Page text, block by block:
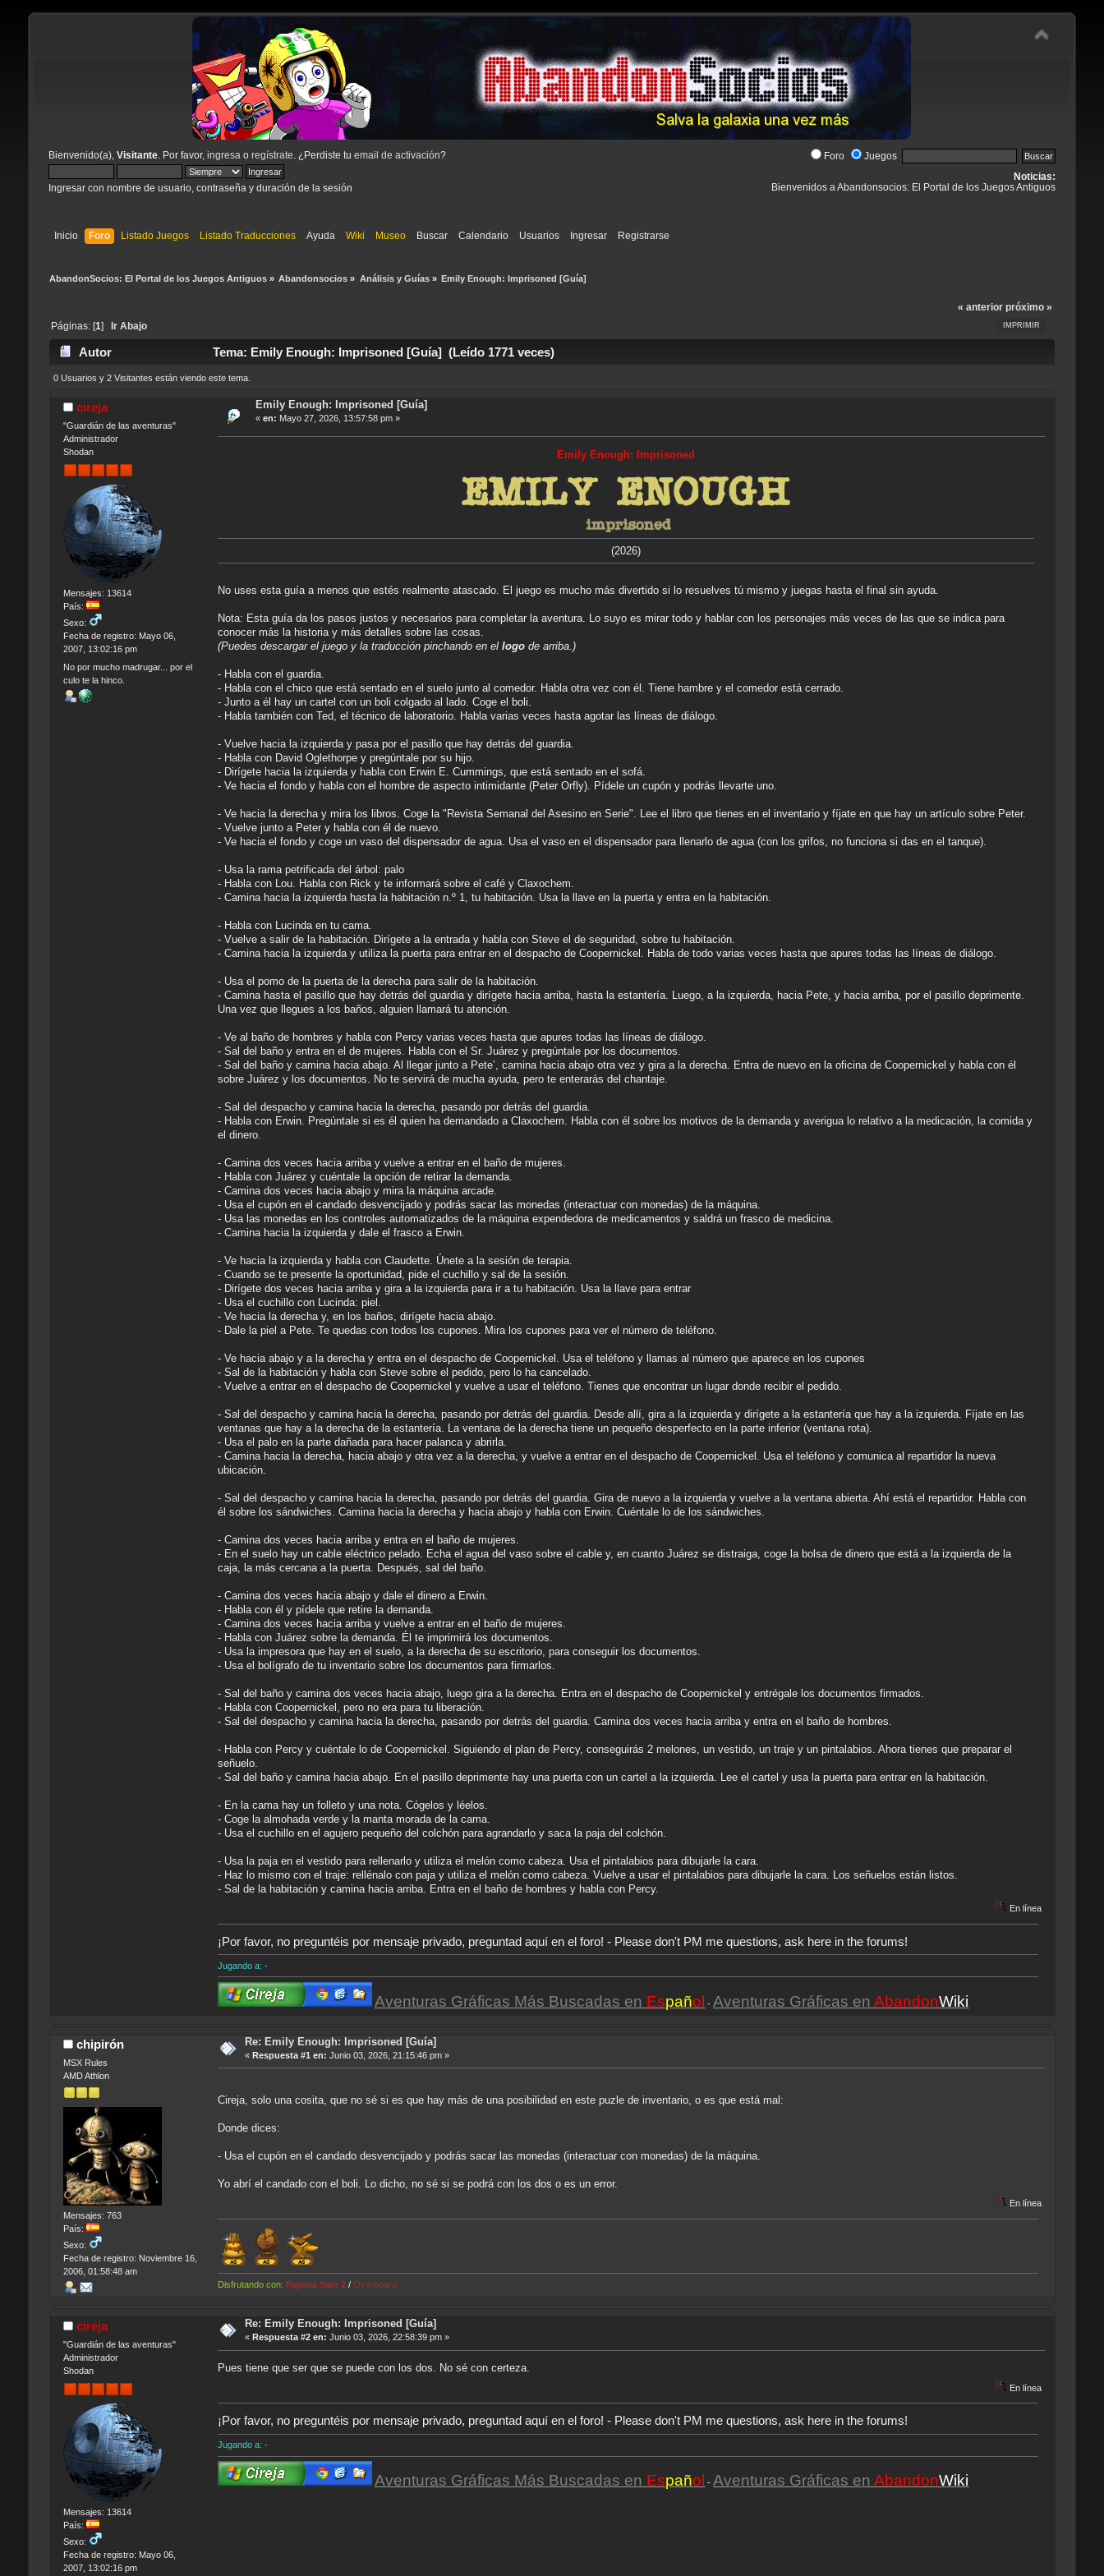
Bienvenido(a), Visitante. Por favor, ingresa o regístrate . ¿Perdiste tu email de activación?
Ingresar con nombre de usuario, contraseña y duración de la sesión
Foro Juegos
Noticias:
Bienvenidos a Abandonsocios: El Portal de los Juegos Antiguos
Inicio Foro Listado Juegos Listado Traducciones Ayuda Wiki Museo Buscar Calendario Usuarios Ingresar Registrarse
AbandonSocios: El Portal de los Juegos Antiguos» Abandonsocios » Análisis y Guías» Emily Enough: Imprisoned [Guía]
« anterior próximo »
IMPRIMIR
Páginas: [ 1 Ir Abajo
Autor Tema: Emily Enough: Imprisoned [Guía] (Leído 1771 veces)
0 Usuarios y 2 Visitantes están viendo este tema.
cireja
"Guardián de las aventuras"
Administrador
Shodan
Mensajes: 13614
País:
Sexo:
Fecha de registro: Mayo 06,
2007, 13:02:16 pm
No por mucho madrugar... por el
culo te la hinco.
Emily Enough: Imprisoned [Guía]
« en: Mayo 27, 2026, 13:57:58 pm »
Emily Enough: Imprisoned
(2026)
No uses esta guía a menos que estés realmente atascado. El juego es mucho más divertido si lo resuelves tú mismo y juegas hasta el final sin ayuda.
Nota: Esta guía da los pasos justos y necesarios para completar la aventura. Lo suyo es mirar todo y hablar con los personajes más veces de las que se indica para
conocer más la historia y más detalles sobre las cosas.
(Puedes descargar el juego y la traducción pinchando en ellogo de arriba.)
- Habla con el guardia.
- Habla con el chico que está sentado en el suelo junto al comedor. Habla otra vez con él. Tiene hambre y el comedor está cerrado.
- Junto a él hay un cartel con un boli colgado al lado. Coge el boli.
- Habla también con Ted, el técnico de laboratorio. Habla varias veces hasta agotar las líneas de diálogo.
- Vuelve hacia la izquierda y pasa por el pasillo que hay detrás del guardia.
- Habla con David Oglethorpe y pregúntale por su hijo.
- Dirígete hacia la izquierda y habla con Erwin E. Cummings, que está sentado en el sofá.
- Ve hacia el fondo y habla con el hombre de aspecto intimidante (Peter Orfly). Pídele un cupón y podrás llevarte uno.
- Ve hacia la derecha y mira los libros. Coge la "Revista Semanal del Asesino en Serie". Lee el libro que tienes en el inventario y fíjate en que hay un artículo sobre Peter.
- Vuelve junto a Peter y habla con él de nuevo.
- Ve hacia el fondo y coge un vaso del dispensador de agua. Usa el vaso en el dispensador para llenarlo de agua (con los grifos, no funciona si das en el tanque).
- Usa la rama petrificada del árbol: palo
- Habla con Lou. Habla con Rick y te informará sobre el café y Claxochem.
- Camina hacia la izquierda hasta la habitación n.º 1, tu habitación. Usa la llave en la puerta y entra en la habitación.
- Habla con Lucinda en tu cama.
- Vuelve a salir de la habitación. Dirígete a la entrada y habla con Steve el de seguridad, sobre tu habitación.
- Camina hacia la izquierda y utiliza la puerta para entrar en el despacho de Coopernickel. Habla de todo varias veces hasta que apures todas las líneas de diálogo.
- Usa el pomo de la puerta de la derecha para salir de la habitación.
- Camina hasta el pasillo que hay detrás del guardia y dirígete hacia arriba, hasta la estantería. Luego, a la izquierda, hacia Pete, y hacia arriba, por el pasillo deprimente.
Una vez que llegues a los baños, alguien llamará tu atención.
- Ve al baño de hombres y habla con Percy varias veces hasta que apures todas las líneas de diálogo.
- Sal del baño y entra en el de mujeres. Habla con el Sr. Juárez y pregúntale por los documentos.
- Sal del baño y camina hacia abajo. Al llegar junto a Pete’, camina hacia abajo otra vez y gira a la derecha. Entra de nuevo en la oficina de Coopernickel y habla con él
sobre Juárez y los documentos. No te servirá de mucha ayuda, pero te enterarás del chantaje.
- Sal del despacho y camina hacia la derecha, pasando por detrás del guardia.
- Habla con Erwin. Pregúntale si es él quien ha demandado a Claxochem. Habla con él sobre los motivos de la demanda y averigua lo relativo a la medicación, la comida y
el dinero.
- Camina dos veces hacia arriba y vuelve a entrar en el baño de mujeres.
- Habla con Juárez y cuéntale la opción de retirar la demanda.
- Camina dos veces hacia abajo y mira la máquina arcade.
- Usa el cupón en el candado desvencijado y podrás sacar las monedas (interactuar con monedas) de la máquina.
- Usa las monedas en los controles automatizados de la máquina expendedora de medicamentos y saldrá un frasco de medicina.
- Camina hacia la izquierda y dale el frasco a Erwin.
- Ve hacia la izquierda y habla con Claudette. Únete a la sesión de terapia.
- Cuando se te presente la oportunidad, pide el cuchillo y sal de la sesión.
- Dirígete dos veces hacia arriba y gira a la izquierda para ir a tu habitación. Usa la llave para entrar
- Usa el cuchillo con Lucinda: piel.
- Ve hacia la derecha y, en los baños, dirígete hacia abajo.
- Dale la piel a Pete. Te quedas con todos los cupones. Mira los cupones para ver el número de teléfono.
- Ve hacia abajo y a la derecha y entra en el despacho de Coopernickel. Usa el teléfono y llamas al número que aparece en los cupones
- Sal de la habitación y habla con Steve sobre el pedido, pero lo ha cancelado.
- Vuelve a entrar en el despacho de Coopernickel y vuelve a usar el teléfono. Tienes que encontrar un lugar donde recibir el pedido.
- Sal del despacho y camina hacia la derecha, pasando por detrás del guardia. Desde allí, gira a la izquierda y dirígete a la estantería que hay a la izquierda. Fíjate en las
ventanas que hay a la derecha de la estantería. La ventana de la derecha tiene un pequeño desperfecto en la parte inferior (ventana rota).
- Usa el palo en la parte dañada para hacer palanca y abrirla.
- Camina hacia la derecha, hacia abajo y otra vez a la derecha, y vuelve a entrar en el despacho de Coopernickel. Usa el teléfono y comunica al repartidor la nueva
ubicación.
- Sal del despacho y camina hacia la derecha, pasando por detrás del guardia. Gira de nuevo a la izquierda y vuelve a la ventana abierta. Ahí está el repartidor. Habla con
él sobre los sándwiches. Camina hacia la derecha y hacia abajo y habla con Erwin. Cuéntale lo de los sándwiches.
- Camina dos veces hacia arriba y entra en el baño de mujeres.
- En el suelo hay un cable eléctrico pelado. Echa el agua del vaso sobre el cable y, en cuanto Juárez se distraiga, coge la bolsa de dinero que está a la izquierda de la
caja, la más cercana a la puerta. Después, sal del baño.
- Camina dos veces hacia abajo y dale el dinero a Erwin.
- Habla con él y pídele que retire la demanda.
- Camina dos veces hacia arriba y vuelve a entrar en el baño de mujeres.
- Habla con Juárez sobre la demanda. Él te imprimirá los documentos.
- Usa la impresora que hay en el suelo, a la derecha de su escritorio, para conseguir los documentos.
- Usa el bolígrafo de tu inventario sobre los documentos para firmarlos.
- Sal del baño y camina dos veces hacia abajo, luego gira a la derecha. Entra en el despacho de Coopernickel y entrégale los documentos firmados.
- Habla con Coopernickel, pero no era para tu liberación.
- Sal del despacho y camina hacia la derecha, pasando por detrás del guardia. Camina dos veces hacia arriba y entra en el baño de hombres.
- Habla con Percy y cuéntale lo de Coopernickel. Siguiendo el plan de Percy, conseguirás 2 melones, un vestido, un traje y un pintalabios. Ahora tienes que preparar el
señuelo.
- Sal del baño y camina hacia abajo. En el pasillo deprimente hay una puerta con un cartel a la izquierda. Lee el cartel y usa la puerta para entrar en la habitación.
- En la cama hay un folleto y una nota. Cógelos y léelos.
- Coge la almohada verde y la manta morada de la cama.
- Usa el cuchillo en el agujero pequeño del colchón para agrandarlo y saca la paja del colchón.
- Usa la paja en el vestido para rellenarlo y utiliza el melón como cabeza. Usa el pintalabios para dibujarle la cara.
- Haz lo mismo con el traje: rellénalo con paja y utiliza el melón como cabeza. Vuelve a usar el pintalabios para dibujarle la cara. Los señuelos están listos.
- Sal de la habitación y camina hacia arriba. Entra en el baño de hombres y habla con Percy.
En línea
¡Por favor, no preguntéis por mensaje privado, preguntad aquí en el foro! - Please don't PM me questions, ask here in the forums!
Jugando a: -
Aventuras Gráficas Más Buscadas en Español -Aventuras Gráficas enAbandonWiki
chipirón
MSX Rules
AMD Athlon
Mensajes: 763
País:
Sexo:
Fecha de registro: Noviembre 16,
2006, 01:58:48 am
Re: Emily Enough: Imprisoned [Guía]
« Respuesta #1 en: Junio 03, 2026, 21:15:46 pm »
Cireja, solo una cosita, que no sé si es que hay más de una posibilidad en este puzle de inventario, o es que está mal:
Donde dices:
- Usa el cupón en el candado desvencijado y podrás sacar las monedas (interactuar con monedas) de la máquina.
Yo abrí el candado con el boli. Lo dicho, no sé si se podrá con los dos o es un error.
En línea
Disfrutando con: Pajama Sam 2 / Overboard
cireja
"Guardián de las aventuras"
Administrador
Shodan
Mensajes: 13614
País:
Sexo:
Fecha de registro: Mayo 06,
2007, 13:02:16 pm
Re: Emily Enough: Imprisoned [Guía]
« Respuesta #2 en: Junio 03, 2026, 22:58:39 pm »
Pues tiene que ser que se puede con los dos. No sé con certeza.
En línea
¡Por favor, no preguntéis por mensaje privado, preguntad aquí en el foro! - Please don't PM me questions, ask here in the forums!
Jugando a: -
Aventuras Gráficas Más Buscadas en Español -Aventuras Gráficas enAbandonWiki